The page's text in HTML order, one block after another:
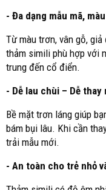
- Đa dạng mẫu mã,
Từ màu trơn, vân gỗ,
thảm simili phù hợp với
trung đến cổ điển.
- Dễ lau chùi – Dễ thay
Bề mặt trơn láng giúp
bám bụi lâu. Khi cần
trải mẫu mới.
- An toàn cho trẻ nhỏ